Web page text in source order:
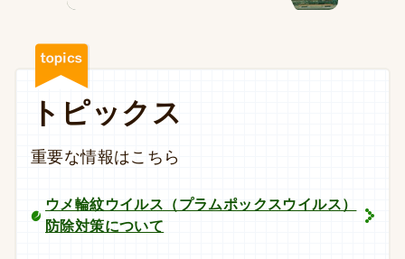
トピックス
重要な情報はこちら
ウメ輪紋ウイルス（プラムポックスウイルス）
防除対策について